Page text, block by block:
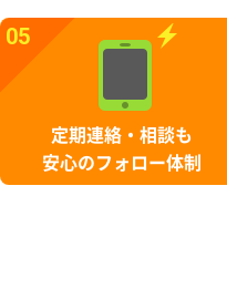
05
定期連絡・相談も
安心のフォロー体制